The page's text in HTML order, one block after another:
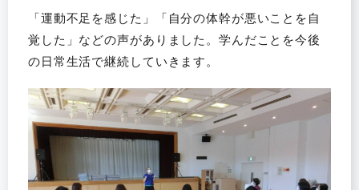
「運動不足を感じた」「自分の体幹が悪いことを自
覚した」などの声がありました。学んだことを今後
の日常生活で継続していきます。